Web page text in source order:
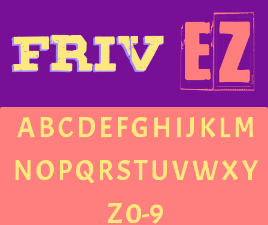
ABCDEFGH IJ KLM
NOPQRSTUVWXY
Z0-9